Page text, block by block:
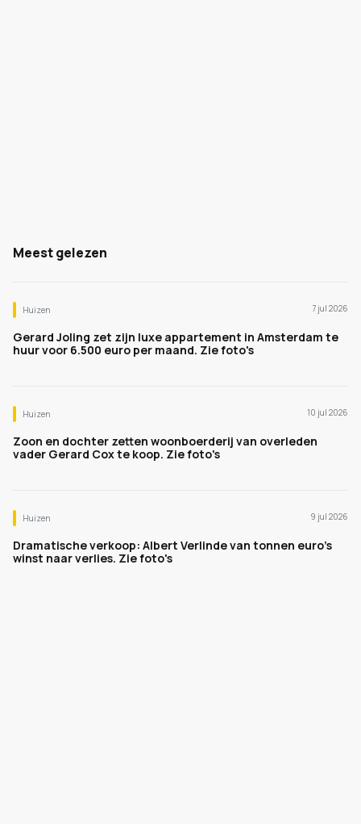
Meest gelezen
Huizen 7 jul 2026
Gerard Joling zet zijn luxe appartement in Amsterdam te
huur voor 6.500 euro per maand. Zie foto's
Huizen 10 jul 2026
Zoon en dochter zetten woonboerderij van overleden
vader Gerard Cox te koop. Zie foto's
Huizen 9 jul 2026
Dramatische verkoop: Albert Verlinde van tonnen euro's
winst naar verlies. Zie foto's